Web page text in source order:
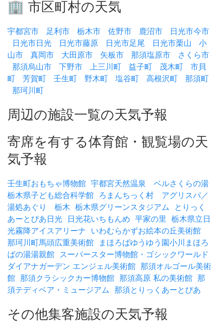
🏢 市区町村の天気
宇都宮市 足利市 栃木市 佐野市 鹿沼市
日光市今市
日光市日光
日光市藤原 日光市足尾 日光市栗山
小
山市
真岡市 大田原市 矢板市 那須塩原市
さくら市
那須烏山市
下野市 上三川町 益子町 茂木町
市貝
町
芳賀町 壬生町 野木町 塩谷町 高根沢町
那須町
那珂川町
周辺の施設一覧の天気予報
寄席を有する体育館・観覧場の天
気予報
壬生町おもちゃ博物館 宇都宮天然温泉 ベルさくらの湯
栃木県子ども総合科学館 ろまんちっく村 アグリスパ／
湯処あぐり 栃木 栃木県グリーンスタジアム
とりっく
あーとぴあ日光 日光花いちもんめ 平家の里 栃木県立日
光霧降アイスアリーナ いわむらかずお絵本の丘美術館
那珂川町馬頭広重美術館
まほろばゆうゆう園小川まほろ
ばの湯湯親館 スーパースター博物館・ゴシックワールド
ダイアナガーデン エンジェル美術館 那須オルゴール美術
館 那須クラシックカー博物館 那須高原 私の美術館 那
須テディベア・ミュージアム 那須とりっくあーとぴあ
その他集客施設の天気予報